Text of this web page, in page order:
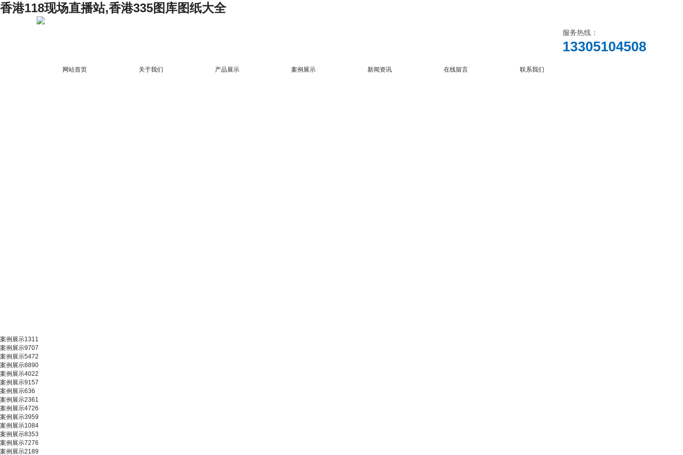
香港118现场直播站,香港335图库图纸大全
服务热线：
13305104508
网站首页 关于我们 产品展示 案例展示 新闻资讯 在线留言 联系我们
案例展示1311
案例展示9707
案例展示5472
案例展示8890
案例展示4022
案例展示9157
案例展示636
案例展示2361
案例展示4726
案例展示3959
案例展示1084
案例展示8353
案例展示7276
案例展示2189